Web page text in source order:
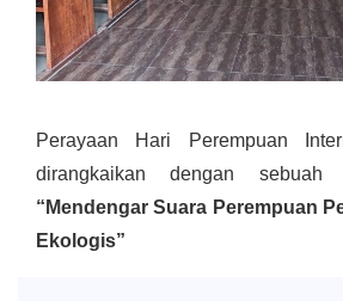
Perayaan Hari Perempuan
dirangkaikan dengan sebuah
“Mendengar Suara Perempuan
Ekologis”